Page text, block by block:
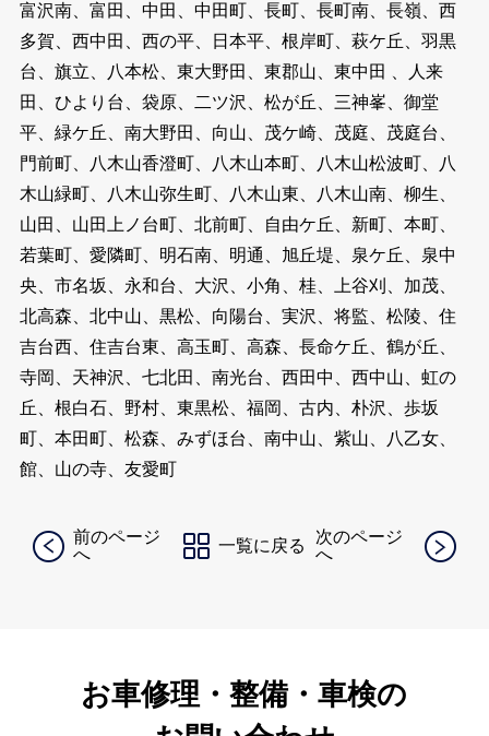
富沢南、富田、中田、中田町、長町、長町南、長嶺、西
多賀、西中田、西の平、日本平、根岸町、萩ケ丘、羽黒
台、旗立、八本松、東大野田、東郡山、東中田 、人来
田、ひより台、袋原、二ツ沢、松が丘、三神峯、御堂
平、緑ケ丘、南大野田、向山、茂ケ崎、茂庭、茂庭台、
門前町、八木山香澄町、八木山本町、八木山松波町、八
木山緑町、八木山弥生町、八木山東、八木山南、柳生、
山田、山田上ノ台町、北前町、自由ケ丘、新町、本町、
若葉町、愛隣町、明石南、明通、旭丘堤、泉ケ丘、泉中
央、市名坂、永和台、大沢、小角、桂、上谷刈、加茂、
北高森、北中山、黒松、向陽台、実沢、将監、松陵、住
吉台西、住吉台東、高玉町、高森、長命ケ丘、鶴が丘、
寺岡、天神沢、七北田、南光台、西田中、西中山、虹の
丘、根白石、野村、東黒松、福岡、古内、朴沢、歩坂
町、本田町、松森、みずほ台、南中山、紫山、八乙女、
館、山の寺、友愛町
前のページ
へ
一覧に戻る
次のページ
へ
お車修理・整備・車検の